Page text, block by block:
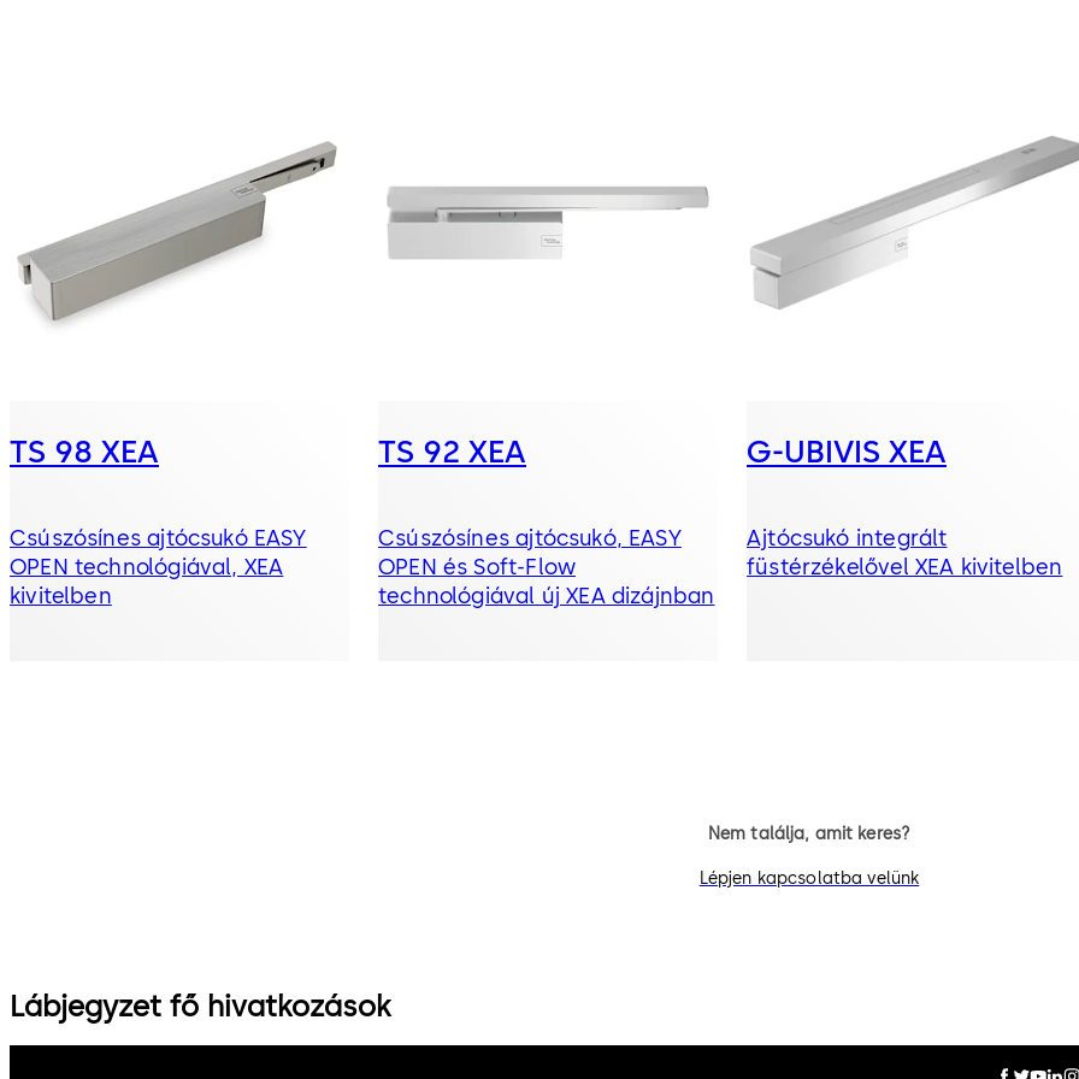
TS 98 XEA
Csúszósínes ajtócsukó EASY
OPEN technológiával, XEA
kivitelben
TS 92 XEA
Csúszósínes ajtócsukó, EASY
OPEN és Soft-Flow
technológiával új XEA dizájnban
G-UBIVIS XEA
Ajtócsukó integrált
füstérzékelővel XEA kivitelben
Nem találja, amit keres?
Lépjen kapcsolatba velünk
Lábjegyzet fő hivatkozások